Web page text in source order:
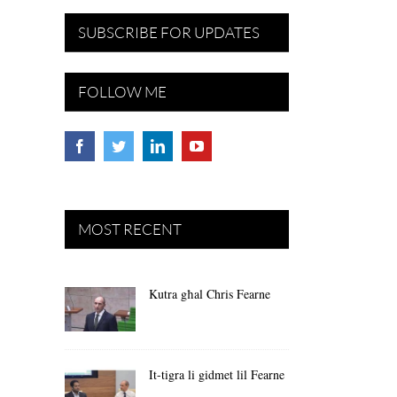
SUBSCRIBE FOR UPDATES
FOLLOW ME
MOST RECENT
Kutra għal Chris Fearne
It-tigra li gidmet lil Fearne